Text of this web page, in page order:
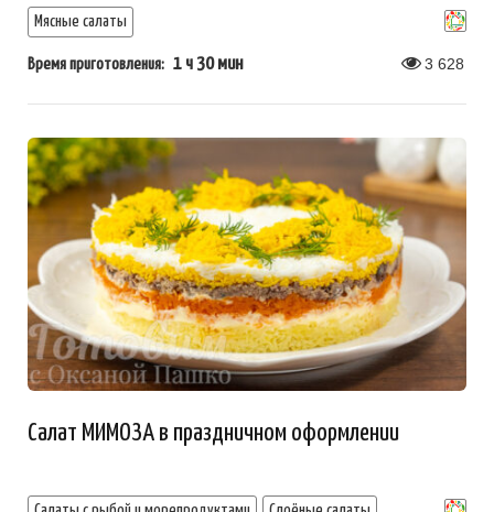
Мясные салаты
Время приготовления: 1 ч 30 мин 3 628
Салат МИМОЗА в праздничном оформлении